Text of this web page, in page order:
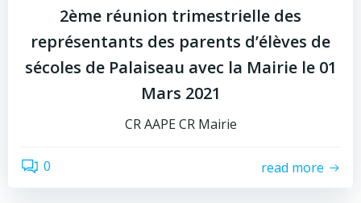
2ème réunion trimestrielle des
représentants des parents d’élèves de
sécoles de Palaiseau avec la Mairie le 01
Mars 2021
CR AAPE CR Mairie
0 read more